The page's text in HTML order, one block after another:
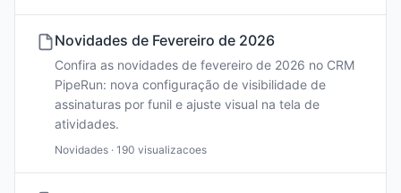
Novidades de Fevereiro de 2026
Confira as novidades de fevereiro de 2026 no CRM
PipeRun: nova configuração de visibilidade de
assinaturas por funil e ajuste visual na tela de
atividades.
Novidades · 190 visualizacoes